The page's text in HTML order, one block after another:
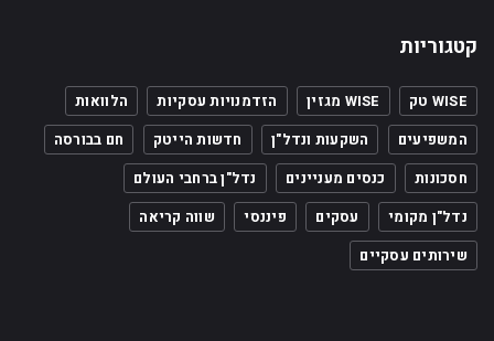
קטגוריות
WISE טק WISE מגזין הזדמנויות עסקיות
הלוואות
המשפיעים
השקעות ונדל"ן חדשות הייטק
חם בבורסה
חסכונות
כנסים מעניינים
נדל"ן ברחבי העולם
נדל"ן מקומי
עסקים פיננסי
שווה קריאה
שירותים עסקיים